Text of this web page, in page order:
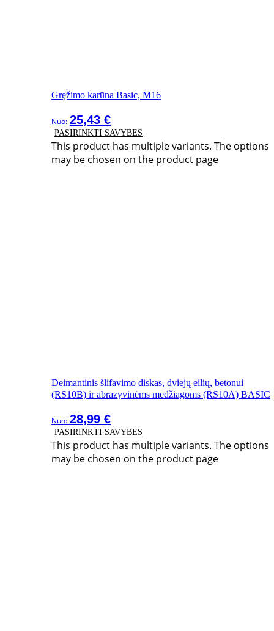
Gręžimo karūna Basic, M16
Nuo: 25,43 €
PASIRINKTI SAVYBES
This product has multiple variants. The options
may be chosen on the product page
Deimantinis šlifavimo diskas, dviejų eilių, betonui
(RS10B) ir abrazyvinėms medžiagoms (RS10A) BASIC
Nuo: 28,99 €
PASIRINKTI SAVYBES
This product has multiple variants. The options
may be chosen on the product page